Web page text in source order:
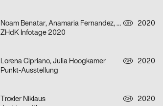
Noam Benatar, Anamaria Fernandez, Vilté Jurgutyté, Keller Samara CH
2020
ZHdK Infotage 2020
Lorena Cipriano, Julia Hoogkamer CH
2020
Punkt-Ausstellung
Troxler Niklaus CH
2020